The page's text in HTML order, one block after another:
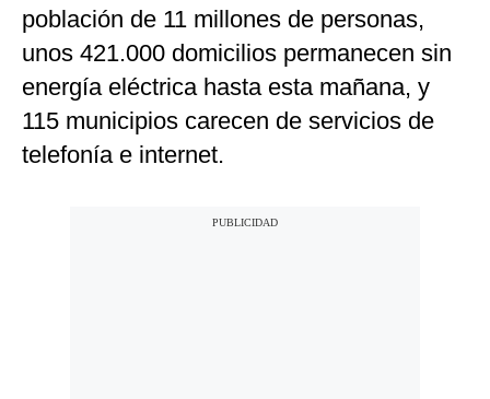
población de 11 millones de personas,
unos 421.000 domicilios permanecen sin
energía eléctrica hasta esta mañana, y
115 municipios carecen de servicios de
telefonía e internet.